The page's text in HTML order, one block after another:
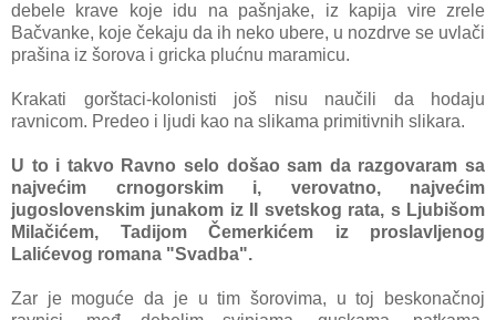
debele krave koje idu na pašnjake, iz kapija vire zrele
Bačvanke, koje čekaju da ih neko ubere, u nozdrve se uvlači
prašina iz šorova i gricka plućnu maramicu.
Krakati gorštaci-kolonisti još nisu naučili da hodaju
ravnicom. Predeo i ljudi kao na slikama primitivnih slikara.
U to i takvo Ravno selo došao sam da razgovaram sa
najvećim crnogorskim i, verovatno, najvećim
jugoslovenskim junakom iz II svetskog rata, s Ljubišom
Milačićem, Tadijom Čemerkićem iz proslavljenog
Lalićevog romana "Svadba".
Zar je moguće da je u tim šorovima, u toj beskonačnoj